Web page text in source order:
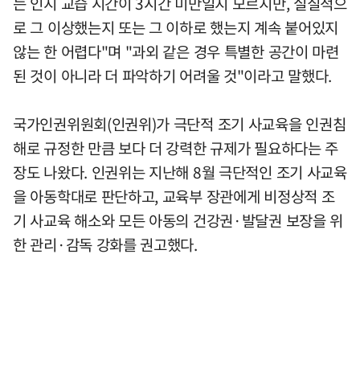
로 그 이상했는지 또는 그 이하로 했는지 계속 붙어있지
않는 한 어렵다"며 "과외 같은 경우 특별한 공간이 마련
된 것이 아니라 더 파악하기 어려울 것"이라고 말했다.
국가인권위원회(인권위)가 극단적 조기 사교육을 인권침
해로 규정한 만큼 보다 더 강력한 규제가 필요하다는 주
장도 나왔다. 인권위는 지난해 8월 극단적인 조기 사교육
을 아동학대로 판단하고, 교육부 장관에게 비정상적 조
기 사교육 해소와 모든 아동의 건강권·발달권 보장을 위
한 관리·감독 강화를 권고했다.